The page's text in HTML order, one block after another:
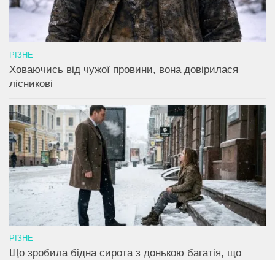
РІЗНЕ
Ховаючись від чужої провини, вона довірилася
лісникові
РІЗНЕ
Що зробила бідна сирота з донькою багатія, що